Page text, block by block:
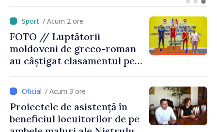
„Un omagiu celor care au
luptat pentru libertate”
/ Acum 2 ore
FOTO // Luptătorii
moldoveni de greco-roman
au câștigat clasamentul pe
București
/ Acum 3 ore
Proiectele de asistență în
beneficiul locuitorilor de pe